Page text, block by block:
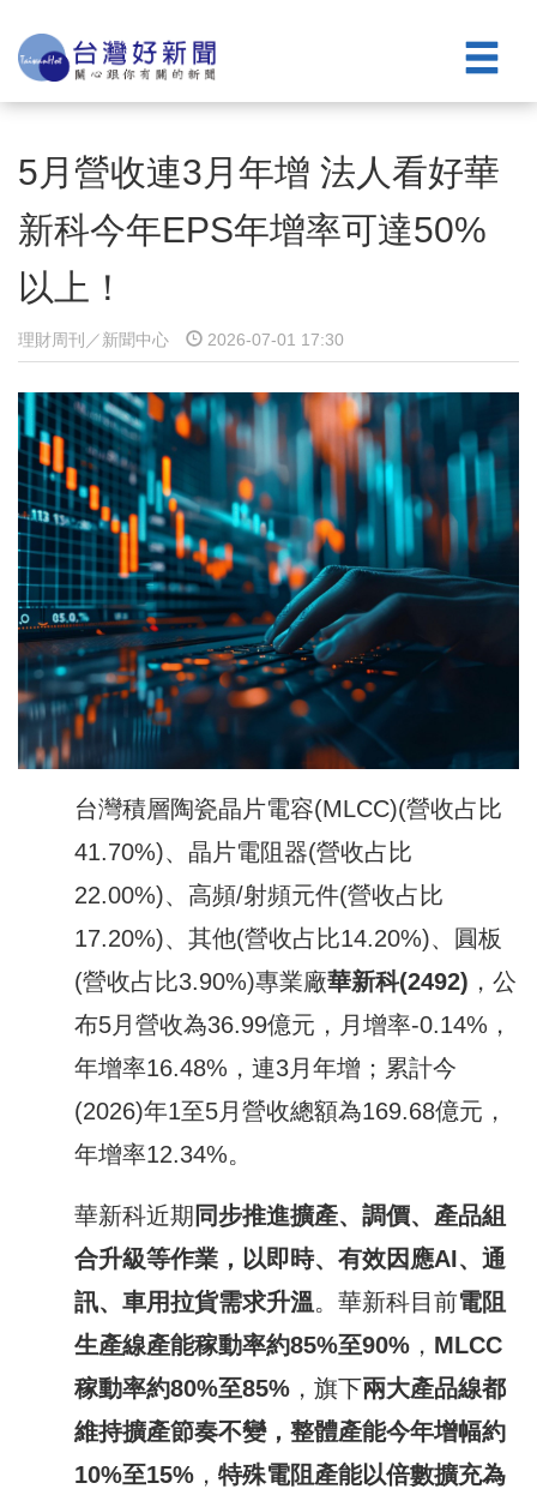
5月營收連3月年增 法人看好華
新科今年EPS年增率可達50%
以上！
理財周刊／新聞中心 2026-07-01 17:30
台灣積層陶瓷晶片電容(MLCC)(營收占比
41.70%)、晶片電阻器(營收占比
22.00%)、高頻/射頻元件(營收占比
17.20%)、其他(營收占比14.20%)、圓板
(營收占比3.90%)專業廠華新科(2492) ，公
布5月營收為36.99億元，月增率-0.14%，
年增率16.48%，連3月年增；累計今
(2026)年1至5月營收總額為169.68億元，
年增率12.34%。
華新科近期 同步推進擴產、調價、產品組
合升級等作業，以即時、有效因應AI、通
訊、車用拉貨需求升溫。華新科目前電阻
生產線產能稼動率約85%至90% ， MLCC
稼動率約80%至85% ，旗下兩大產品線都
維持擴產節奏不變，整體產能今年增幅約
10%至15% ，特殊電阻產能以倍數擴充為